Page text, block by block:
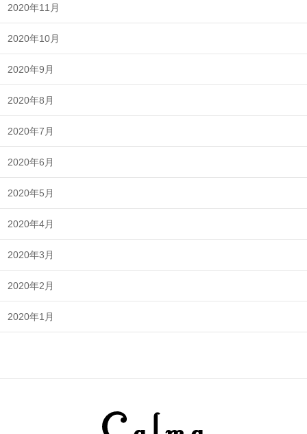
2020年11月
2020年10月
2020年9月
2020年8月
2020年7月
2020年6月
2020年5月
2020年4月
2020年3月
2020年2月
2020年1月